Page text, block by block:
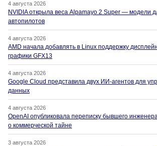
4 августа 2026
NVIDIA открыла веса Alpamayo 2 Super — модели
автопилотов
4 августа 2026
AMD начала добавлять в Linux поддержку
графики GFX13
4 августа 2026
Google Cloud представила двух ИИ-агентов для
данных
4 августа 2026
OpenAI опубликовала переписку бывшего
о коммерческой тайне
3 августа 2026